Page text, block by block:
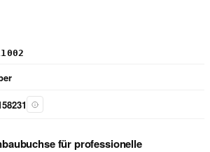
für professionelle